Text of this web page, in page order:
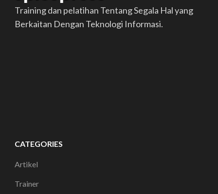
Training dan pelatihan Tentang Segala Hal yang
Berkaitan Dengan Teknologi Informasi.
CATEGORIES
Artikel
Trainer